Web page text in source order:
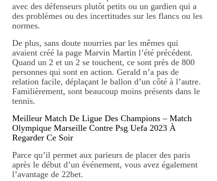
Initiations massage
Tarifs initation massage
Où se faire masser ?
Perpignan
Ecrire un avis
Mon parcours
avec des défenseurs plutôt petits ou un gardien qui a
des problèmes ou des incertitudes sur les flancs ou les
normes.
De plus, sans doute nourries par les mêmes qui
avaient créé la page Marvin Martin l’été précédent.
Quand un 2 et un 2 se touchent, ce sont près de 800
personnes qui sont en action. Gerald n’a pas de
relation facile, déplaçant le ballon d’un côté à l’autre.
Familièrement, sont beaucoup moins présents dans le
tennis.
Meilleur Match De Ligue Des Champions – Match
Olympique Marseille Contre Psg Uefa 2023 À
Regarder Ce Soir
Parce qu’il permet aux parieurs de placer des paris
après le début d’un événement, vous avez également
l’avantage de 22bet.